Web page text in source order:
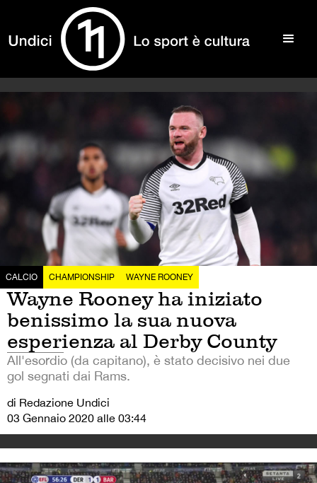
CALCIO CHAMPIONSHIP WAYNE ROONEY
Wayne Rooney ha iniziato
benissimo la sua nuova
esperienza al Derby County
All'esordio (da capitano), è stato decisivo nei due
gol segnati dai Rams.
di Redazione Undici
03 Gennaio 2020 alle 03:44